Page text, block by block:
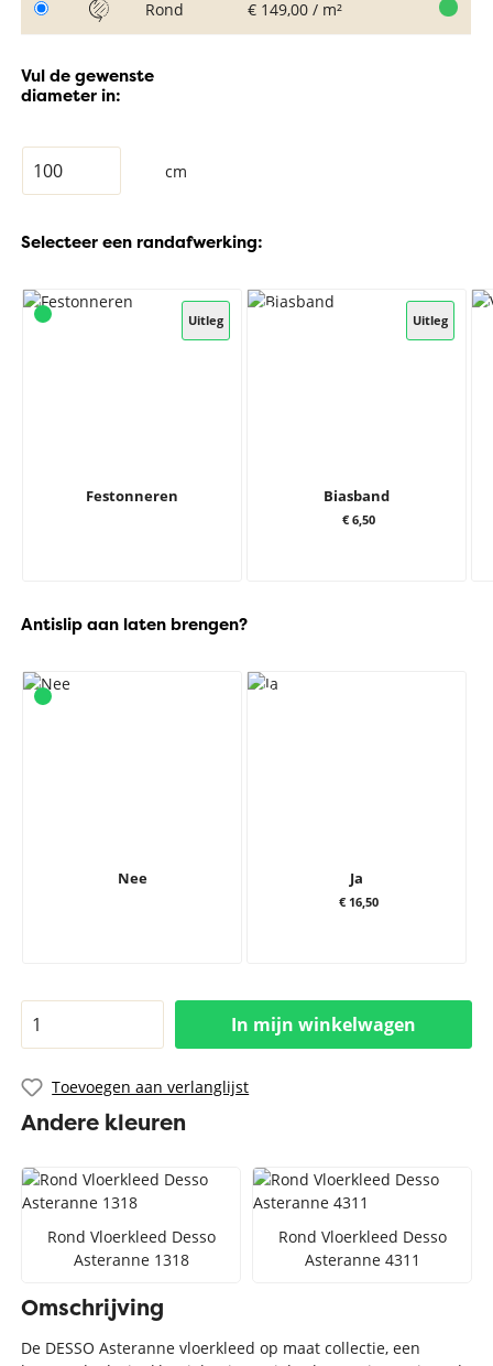
Rond € 149,00 / m²
Vul de gewenste
diameter in:
cm
Selecteer een randafwerking:
Uitleg
Festonneren
Uitleg
Biasband
€ 6,50
Antislip aan laten brengen?
Nee Ja
€ 16,50
In mijn winkelwagen
Toevoegen aan verlanglijst
Andere kleuren
Rond Vloerkleed Desso
Asteranne 1318
Rond Vloerkleed Desso
Asteranne 4311
Omschrijving
De DESSO Asteranne vloerkleed op maat collectie, een